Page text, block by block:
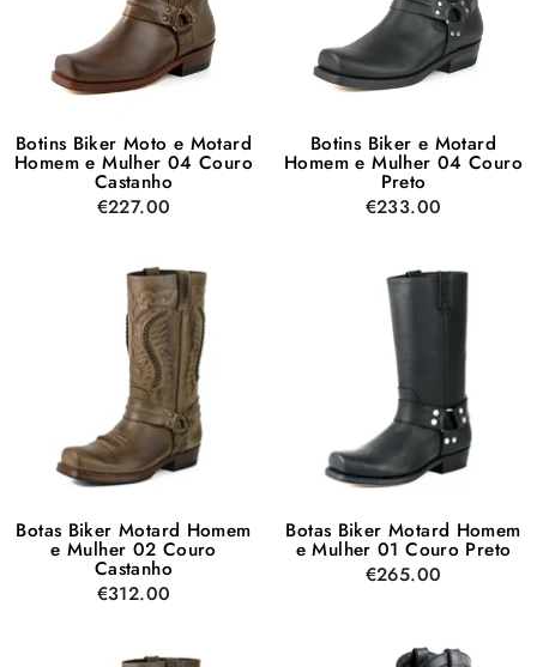
Botins Biker Moto e Motard
Homem e Mulher 04 Couro
Castanho
€227.00
Botins Biker e Motard
Homem e Mulher 04 Couro
Preto
€233.00
Botas Biker Motard Homem
e Mulher 02 Couro
Castanho
€312.00
Botas Biker Motard Homem
e Mulher 01 Couro Preto
€265.00